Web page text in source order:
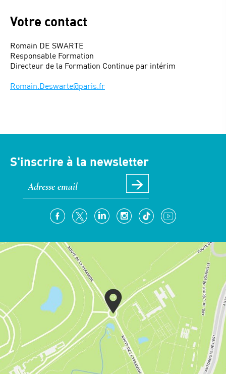
Votre contact
Romain DE SWARTE
Responsable Formation
Directeur de la Formation Continue par intérim
Romain.Deswarte@paris.fr
S'inscrire à la newsletter